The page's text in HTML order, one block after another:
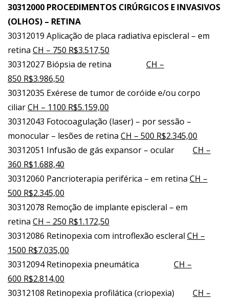
30312000 PROCEDIMENTOS CIRÚRGICOS E INVASIVOS
(OLHOS) – RETINA
30312019 Aplicação de placa radiativa episcleral – em
retina CH – 750 R$3.517,50
30312027 Biópsia de retina CH –
850 R$3.986,50
30312035 Exérese de tumor de coróide e/ou corpo
ciliarCH – 1100 R$5.159,00
30312043 Fotocoagulação (laser) – por sessão –
monocular – lesões de retina CH – 500 R$2.345,00
30312051 Infusão de gás expansor – ocular CH –
360 R$1.688,40
30312060 Pancrioterapia periférica – em retina CH –
500 R$2.345,00
30312078 Remoção de implante episcleral – em
retina CH – 250 R$1.172,50
30312086 Retinopexia com introflexão escleral CH –
1500 R$7.035,00
30312094 Retinopexia pneumática CH –
600 R$2.814,00
30312108 Retinopexia profilática (criopexia) CH –